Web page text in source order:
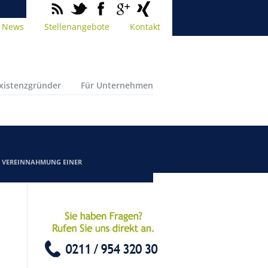
News Stellenangebote Kontakt
Für Unternehmen
VEREINNAHMUNG EINER